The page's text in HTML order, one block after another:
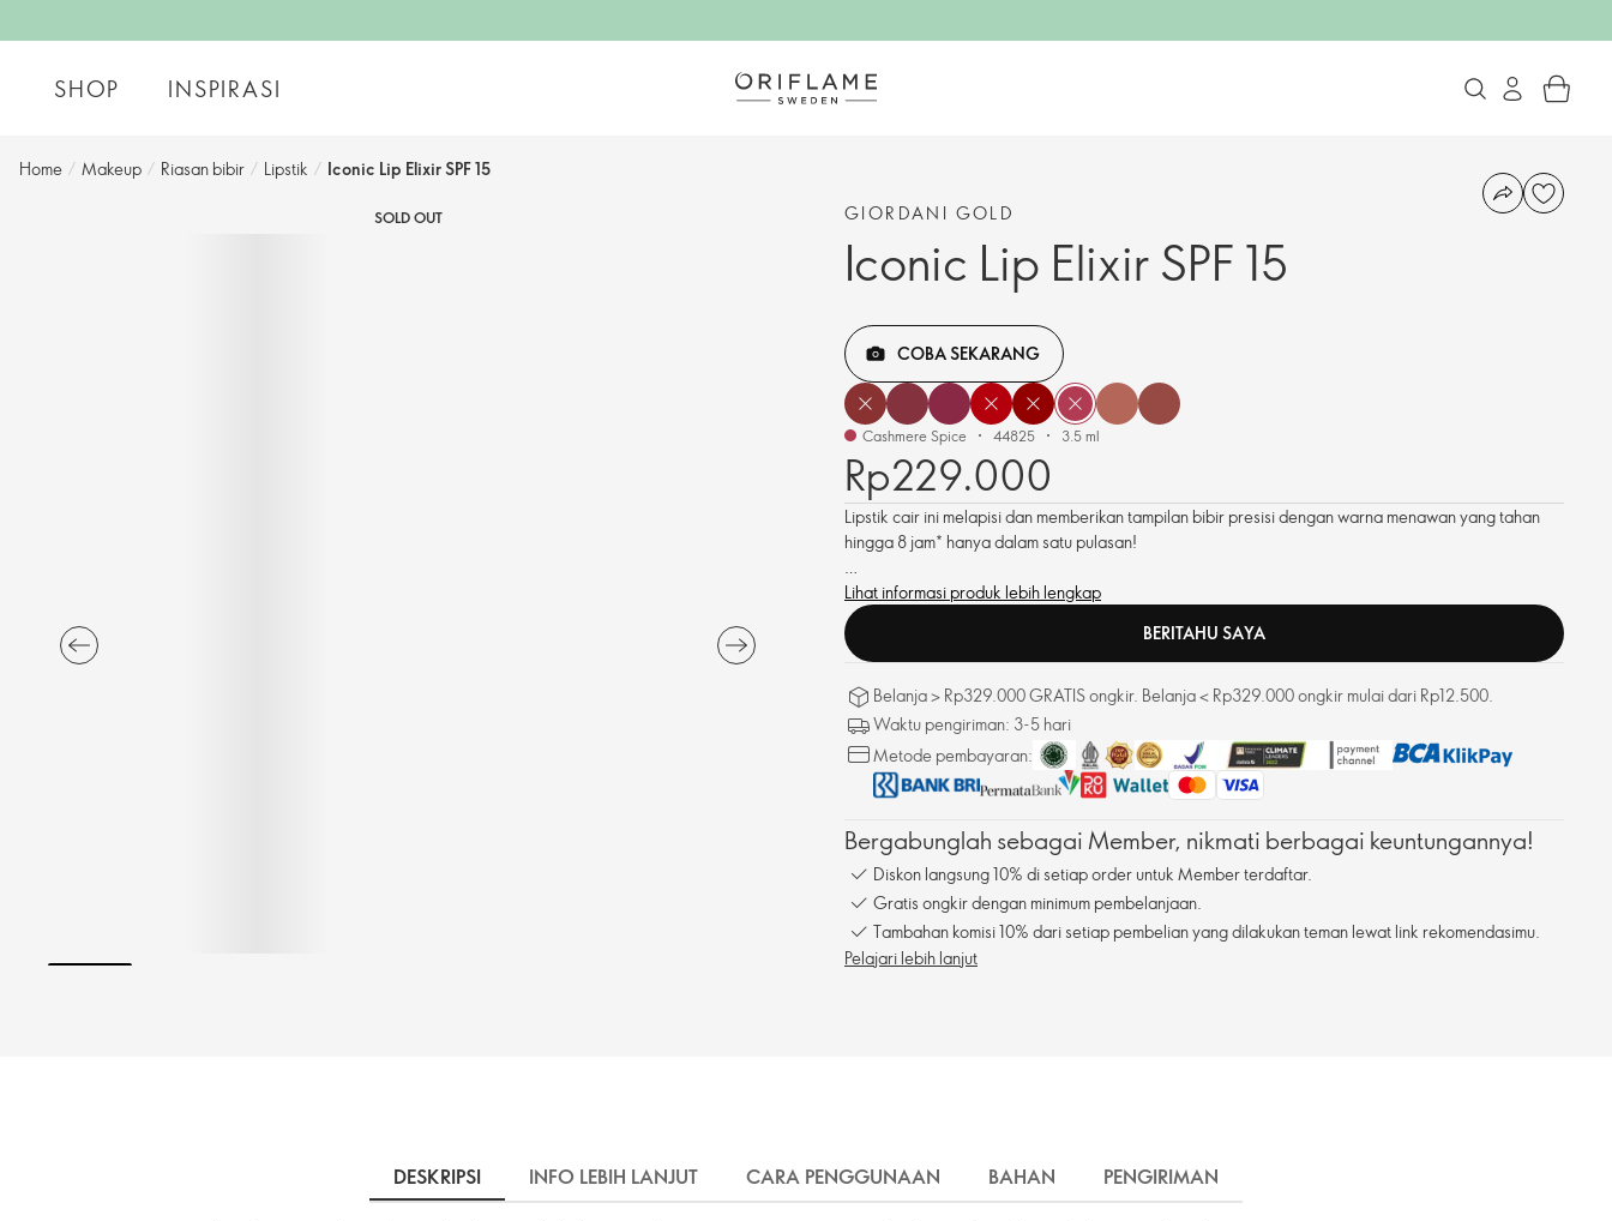
SHOP INSPIRASI
Home / Makeup / Riasan bibir / Lipstik / Iconic Lip Elixir SPF 15
SOLD OUT GIORDANI GOLD
Iconic Lip Elixir SPF 15
COBA SEKARANG
Cashmere Spice 44825 3.5 ml
Rp229.000
Lipstik cair ini melapisi dan memberikan tampilan bibir presisi dengan warna menawan yang tahan
hingga 8 jam* hanya dalam satu pulasan!
*Uji konsumen terhadap 102 perempuan usia 18-35 tahun
Lihat informasi produk lebih lengkap
BERITAHU SAYA
Belanja > Rp329.000 GRATIS ongkir. Belanja < Rp329.000 ongkir mulai dari Rp12.500.
Waktu pengiriman: 3-5 hari
Metode pembayaran:
Bergabunglah sebagai Member, nikmati berbagai keuntungannya!
Diskon langsung 10% di setiap order untuk Member terdaftar.
Gratis ongkir dengan minimum pembelanjaan.
Tambahan komisi 10% dari setiap pembelian yang dilakukan teman lewat link rekomendasimu.
Pelajari lebih lanjut
DESKRIPSI INFO LEBIH LANJUT CARA PENGGUNAAN BAHAN PENGIRIMAN